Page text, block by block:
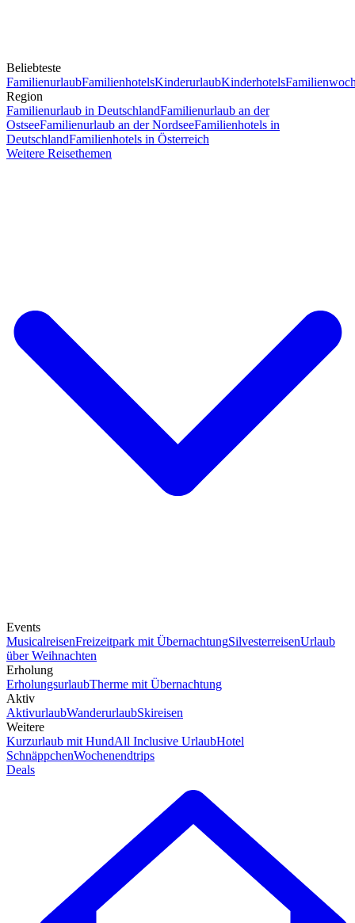
Beliebteste
FamilienurlaubFamilienhotelsKinderurlaubKinderhotels
Region
Familienurlaub in DeutschlandFamilienurlaub an der
OstseeFamilienurlaub an der NordseeFamilienhotels in
DeutschlandFamilienhotels in Österreich
Weitere Reisethemen
Events
MusicalreisenFreizeitpark mit ÜbernachtungSilvesterreisenUrlaub
über Weihnachten
Erholung
ErholungsurlaubTherme mit Übernachtung
Aktiv
AktivurlaubWanderurlaubSkireisen
Weitere
Kurzurlaub mit HundAll Inclusive UrlaubHotel
SchnäppchenWochenendtrips
Deals